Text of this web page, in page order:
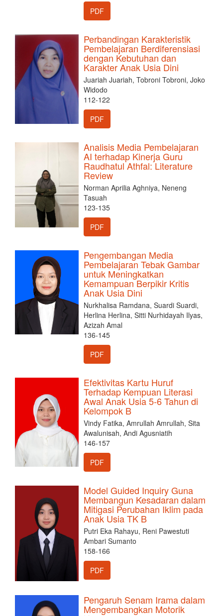
PDF
Perbandingan Karakteristik
Pembelajaran Berdiferensiasi
dengan Kebutuhan dan
Karakter Anak Usia Dini
Juariah Juariah, Tobroni Tobroni, Joko
Widodo
112-122
PDF
Analisis Media Pembelajaran
AI terhadap Kinerja Guru
Raudhatul Athfal: Literature
Review
Norman Aprilia Aghniya, Neneng
Tasuah
123-135
PDF
Pengembangan Media
Pembelajaran Tebak Gambar
untuk Meningkatkan
Kemampuan Berpikir Kritis
Anak Usia Dini
Nurkhalisa Ramdana, Suardi Suardi,
Herlina Herlina, Sitti Nurhidayah Ilyas,
Azizah Amal
136-145
PDF
Efektivitas Kartu Huruf
Terhadap Kempuan Literasi
Awal Anak Usia 5-6 Tahun di
Kelompok B
Vindy Fatika, Amrullah Amrullah, Sita
Awalunisah, Andi Agusniatih
146-157
PDF
Model Guided Inquiry Guna
Membangun Kesadaran dalam
Mitigasi Perubahan Iklim pada
Anak Usia TK B
Putri Eka Rahayu, Reni Pawestuti
Ambari Sumanto
158-166
PDF
Pengaruh Senam Irama dalam
Mengembangkan Motorik